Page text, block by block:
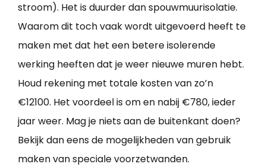
stroom). Het is duurder dan spouwmuurisolatie.
Waarom dit toch vaak wordt uitgevoerd heeft te
maken met dat het een betere isolerende
werking heeften dat je weer nieuwe muren hebt.
Houd rekening met totale kosten van zo’n
€12100. Het voordeel is om en nabij €780, ieder
jaar weer. Mag je niets aan de buitenkant doen?
Bekijk dan eens de mogelijkheden van gebruik
maken van speciale voorzetwanden.